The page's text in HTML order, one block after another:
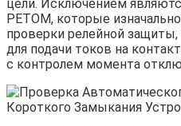
цели. Исключением
РЕТОМ, которые
проверки релейной
для подачи токов на
с контролем момента